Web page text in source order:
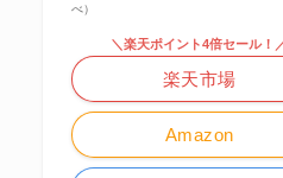
べ）
Amazon
＼楽天ポイント4倍セール！
楽天市場